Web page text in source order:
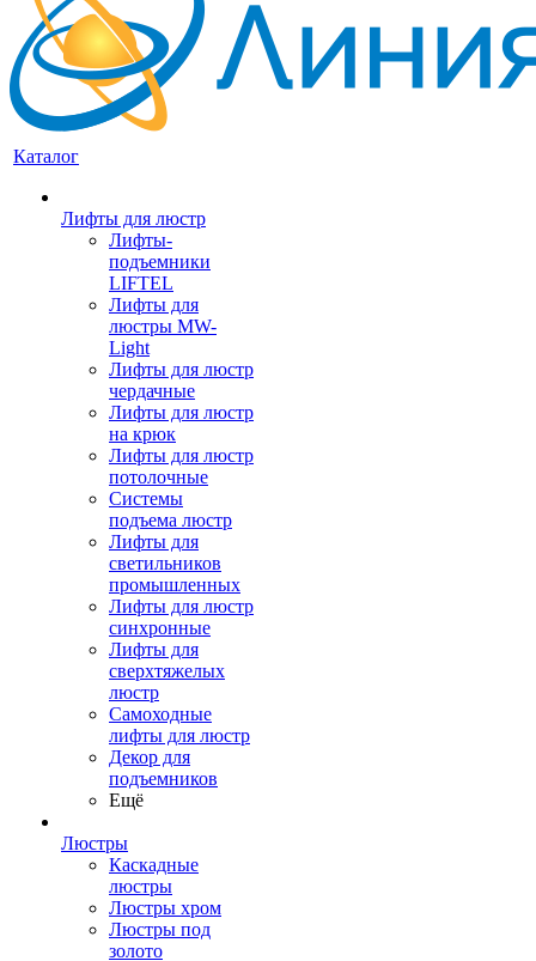
Каталог
Лифты для люстр
Лифты-
подъемники
LIFTEL
Лифты для
люстры MW-
Light
Лифты для люстр
чердачные
Лифты для люстр
на крюк
Лифты для люстр
потолочные
Системы
подъема люстр
Лифты для
светильников
промышленных
Лифты для люстр
синхронные
Лифты для
сверхтяжелых
люстр
Самоходные
лифты для люстр
Декор для
подъемников
Ещё
Люстры
Каскадные
люстры
Люстры хром
Люстры под
золото